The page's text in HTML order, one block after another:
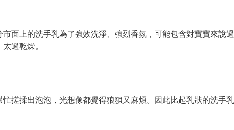
面上的洗手乳為了強效洗淨、強烈香氛，可能包含對寶寶來說
過乾燥。
搓揉出泡泡，光想像都覺得狼狽又麻煩。因此比起乳狀的洗手